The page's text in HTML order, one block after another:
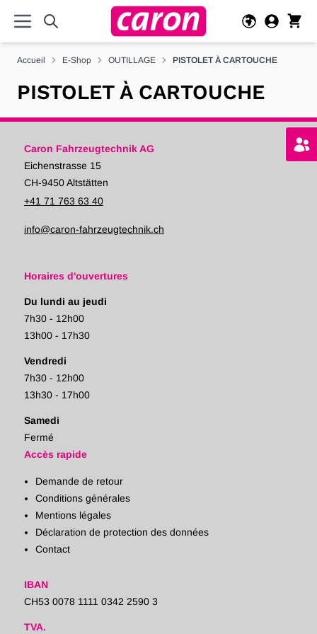
Accueil E-Shop OUTILLAGE PISTOLET À CARTOUCHE
PISTOLET À CARTOUCHE
Caron Fahrzeugtechnik AG
Eichenstrasse 15
CH-9450 Altstätten
+41 71 763 63 40
info@caron-fahrzeugtechnik.ch
Horaires d'ouvertures
Du lundi au jeudi
7h30 - 12h00
13h00 - 17h30
Vendredi
7h30 - 12h00
13h30 - 17h00
Samedi
Fermé
Accès rapide
Demande de retour
Conditions générales
Mentions légales
Déclaration de protection des données
Contact
IBAN
CH53 0078 1111 0342 2590 3
TVA.